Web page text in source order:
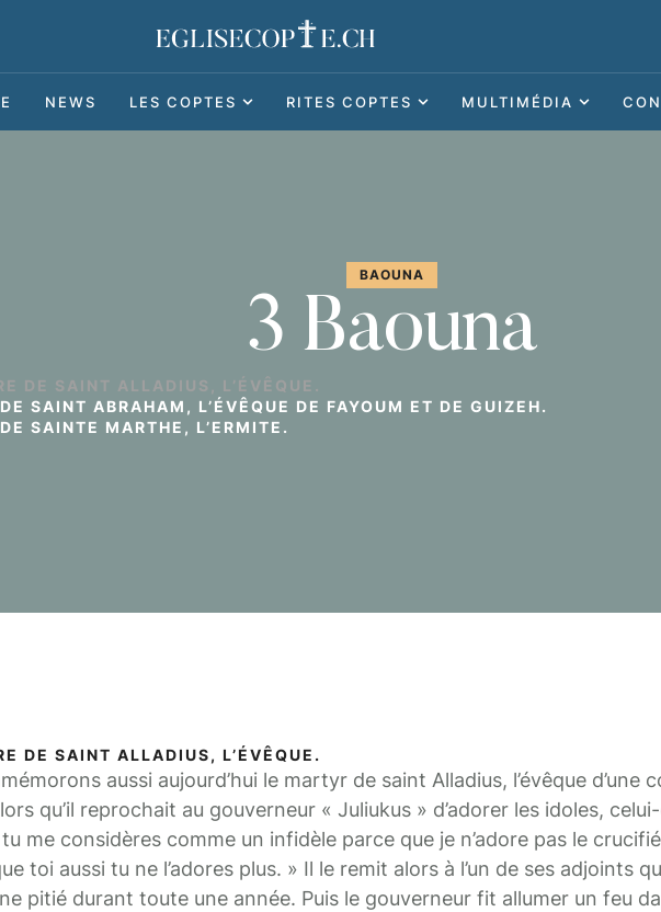
NEWS LES COPTES RITES COPTES MULTIMÉDIA
BAOUNA
3 Baouna
DE SAINT ALLADIUS, L’ÉVÊQUE.
SAINT ABRAHAM, L’ÉVÊQUE DE FAYOUM ET DE GUIZEH.
SAINTE MARTHE, L’ERMITE.
DE SAINT ALLADIUS, L’ÉVÊQUE.
aussi aujourd’hui le martyr de saint Alladius, l’évêque d’une
qu’il reprochait au gouverneur « Juliukus » d’adorer les idoles,
me considères comme un infidèle parce que je n’adore pas le
toi aussi tu ne l’adores plus. » Il le remit alors à l’un de ses adjoints
pitié durant toute une année. Puis le gouverneur fit allumer un feu